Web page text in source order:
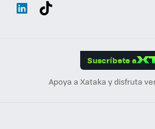
Suscríbete a
Apoya a Xataka y disfruta